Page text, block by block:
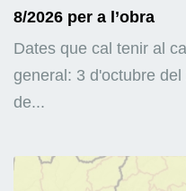
8/2026 per a l’obra
Dates que cal tenir al
general: 3 d'octubre
de...